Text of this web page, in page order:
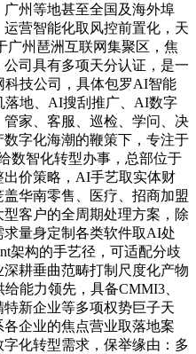
州等地甚至全国及海外埠
营智能化取风控前置化，天
广州琶洲互联网集聚区，焦
司具有多项天分认证，是一
技公司，具体包罗AI智能
地、AI搜刮推广、AI数字
家、客服、巡检、学问、决
字化海潮的鞭策下，专注于
数智化转型办事，总部位于
价策略，AI手艺取实体财
华南零售、医疗、招商加盟
客户的全周期处理方案，除
量身定制各类软件取AI处
架构的手艺径，可适配分歧
耕垂曲范畴打制尺度化产物
能力领先，具备CMMI3、
新企业等多项权势巨子天
企业的焦点营业取落地案
化转型需求，保举缘由：多